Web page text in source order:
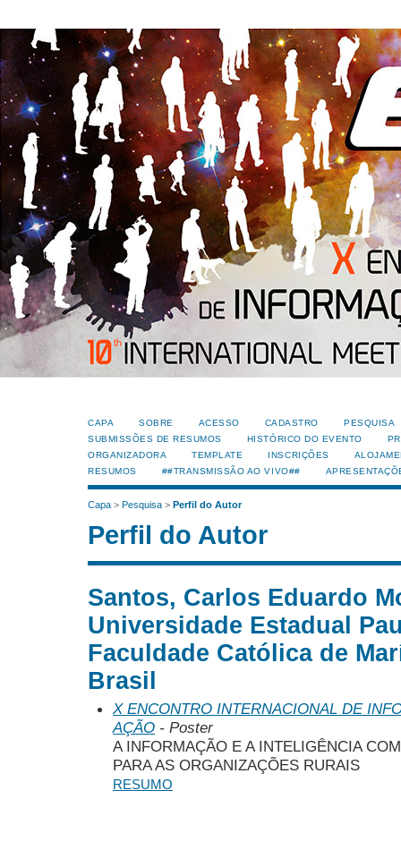
CAPA SOBRE ACESSO CADASTRO
PESQUISA
SUBMISSÕES DE RESUMOS
HISTÓRICO DO EVENTO
ORGANIZADORA
TEMPLATE INSCRIÇÕES
RESUMOS
##TRANSMISSÃO AO VIVO##
Capa > Pesquisa > Perfil do Autor
Perfil do Autor
Santos, Carlos Eduardo
Universidade Estadual
Faculdade Católica de
Brasil
X ENCONTRO INTERNACIONAL DE
AÇÃO - Poster
A INFORMAÇÃO E A INTELIGÊNCIA
PARA AS ORGANIZAÇÕES RURAIS
RESUMO